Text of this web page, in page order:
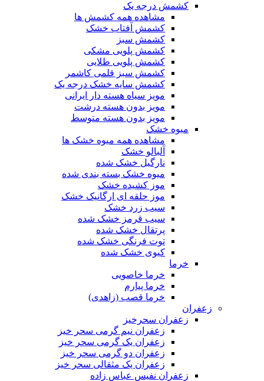
کشمش درجه یک
مشاهده همه کشمش ها
کشمش آفتاب خشک
کشمش سبز
کشمش پلویی مشکی
کشمش پلویی طلایی
کشمش سبز قلمی کاشمر
کشمش سایه خشک درجه یک
مویز سیاه هسته دار ایرانی
مویز بدون هسته درشت
مویز بدون هسته متوسط
میوه خشک
مشاهده همه میوه خشک ها
آلبالو خشک
نارگیل خشک شده
میوه خشک بسته بندی شده
موز کشیده خشک
موز حلقه ای ارگانیک خشک
سیب زرد خشک
سیب قرمز خشک شده
پرتقال خشک شده
توت فرنگی خشک شده
کیوی خشک شده
خرما
خرما خاصویی
خرما پیارم
خرما قصب (زاهدی)
زعفران
زعفران سحرخیز
زعفران نیم گرمی سحر خیز
زعفران یک گرمی سحر خیز
زعفران دو گرمی سحر خیز
زعفران یک مثقالی سحر خیز
زعفران نفیس عباس زاده